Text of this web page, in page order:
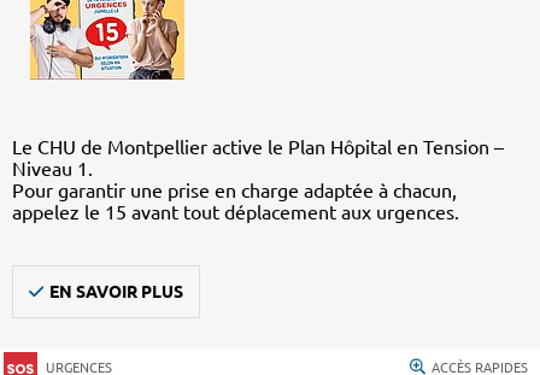
Le CHU de Montpellier active le Plan Hôpital en Tension –
Niveau 1.
Pour garantir une prise en charge adaptée à chacun,
appelez le 15 avant tout déplacement aux urgences.
EN SAVOIR PLUS
URGENCES ACCÈS RAPIDES